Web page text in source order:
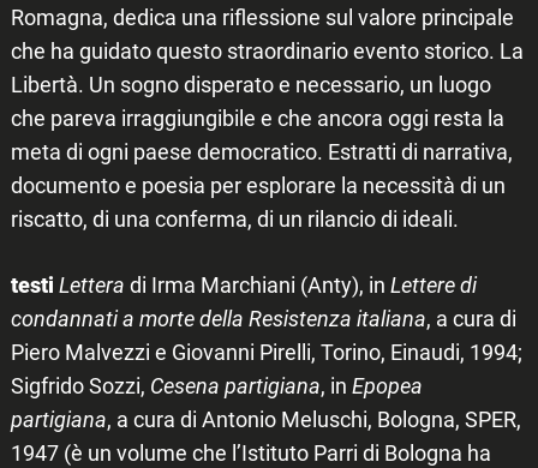
Romagna, dedica una riflessione sul valore principale
che ha guidato questo straordinario evento storico. La
Libertà. Un sogno disperato e necessario, un luogo
che pareva irraggiungibile e che ancora oggi resta la
meta di ogni paese democratico. Estratti di narrativa,
documento e poesia per esplorare la necessità di un
riscatto, di una conferma, di un rilancio di ideali.
testi Lettera di Irma Marchiani (Anty), in Lettere di
condannati a morte della Resistenza italiana, a cura di
Piero Malvezzi e Giovanni Pirelli, Torino, Einaudi, 1994;
Sigfrido Sozzi, Cesena partigiana, in Epopea
partigiana, a cura di Antonio Meluschi, Bologna, SPER,
1947 (è un volume che l’Istituto Parri di Bologna ha